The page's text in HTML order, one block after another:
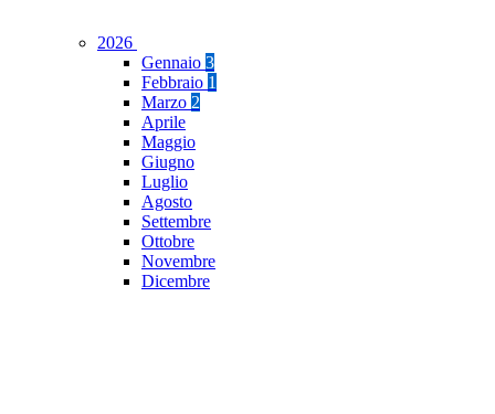
2026
Gennaio 3
Febbraio 1
Marzo 2
Aprile
Maggio
Giugno
Luglio
Agosto
Settembre
Ottobre
Novembre
Dicembre